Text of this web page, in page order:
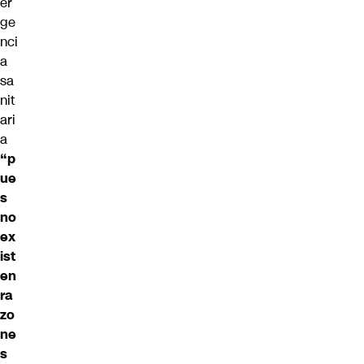
ge
nci
a
sa
nit
ari
a
“p
ue
s
no
ex
ist
en
ra
zo
ne
s